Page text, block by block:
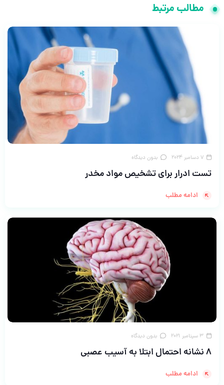
مطالب مرتبط
7 دسامبر 2024 بدون دیدگاه
تست ادرار برای تشخیص مواد مخدر
ادامه مطلب
3 سپتامبر 2021 بدون دیدگاه
8 نشانه احتمال ابتلا به آسیب عصبی
ادامه مطلب